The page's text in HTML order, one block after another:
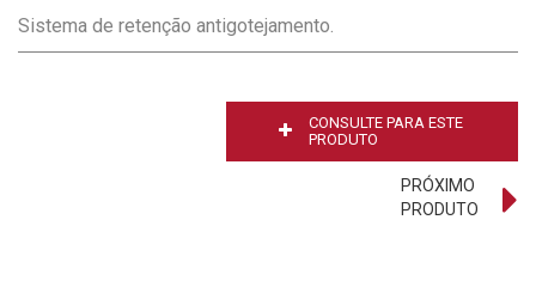
Sistema de retenção antigotejamento.
CONSULTE PARA ESTE
PRODUTO
PRÓXIMO
PRODUTO